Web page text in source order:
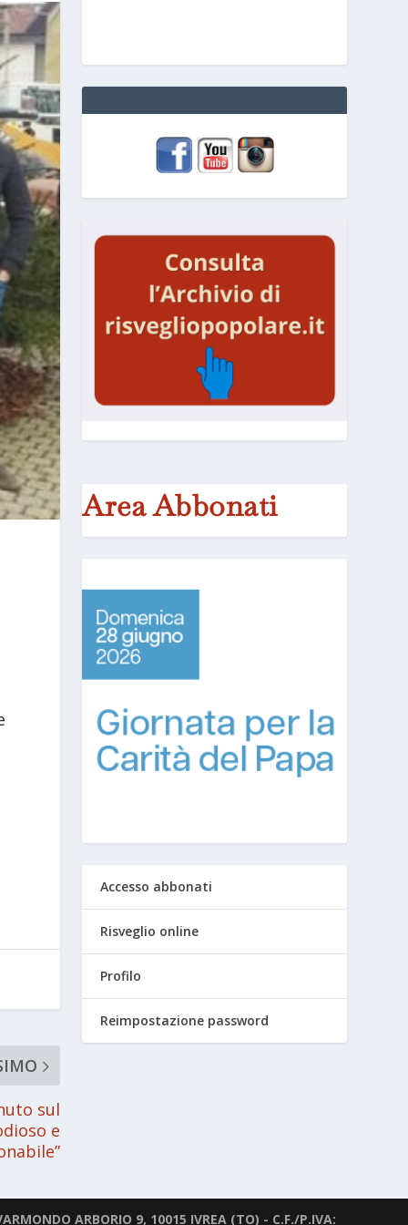
sul
e
Area Abbonati
Accesso abbonati
Risveglio online
Profilo
Reimpostazione password
ARBORIO 9, 10015 IVREA (TO) - C.F./P.IVA: